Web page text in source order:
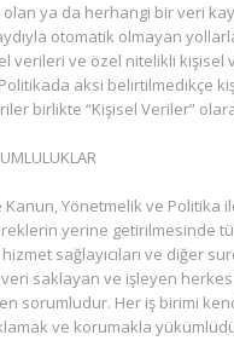
olan ya da herhangi bir veri
otomatik olmayan
verileri ve özel nitelikli kişisel
aksi belirtilmedikçe
birlikte “Kişisel Veriler”
Kanun, Yönetmelik ve Politika
yerine getirilmesinde
hizmet sağlayıcıları ve diğer
saklayan ve işleyen
sorumludur. Her iş birimi
ve korumakla